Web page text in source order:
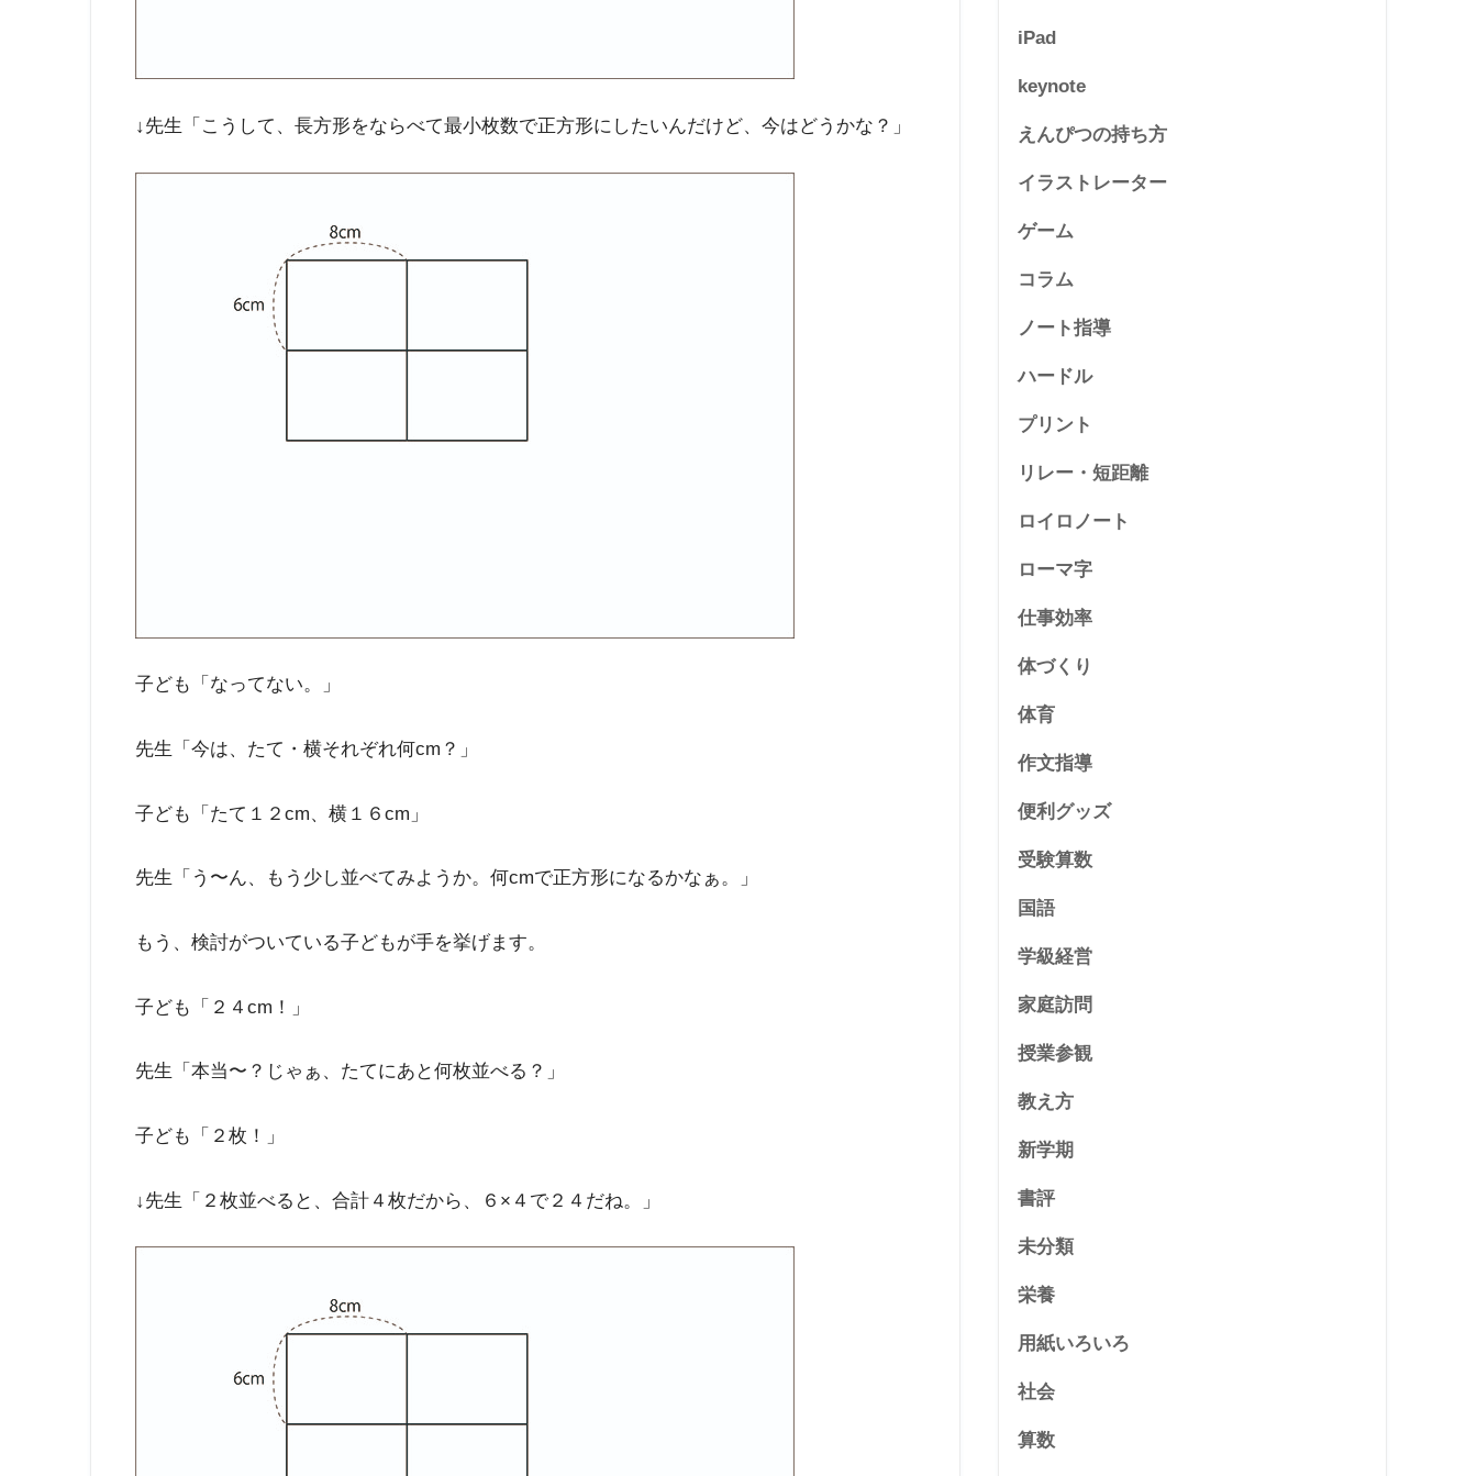
↓先生「こうして、長方形をならべて最小枚数で正方形にしたいんだけど、今はどうかな？」
子ども「なってない。」
先生「今は、たて・横それぞれ何cm？」
子ども「たて１２cm、横１６cm」
先生「う〜ん、もう少し並べてみようか。何cmで正方形になるかなぁ。」
もう、検討がついている子どもが手を挙げます。
子ども「２４cm！」
先生「本当〜？じゃぁ、たてにあと何枚並べる？」
子ども「２枚！」
↓先生「２枚並べると、合計４枚だから、６×４で２４だね。」
iPad
keynote
えんぴつの持ち方
イラストレーター
ゲーム
コラム
ノート指導
ハードル
プリント
リレー・短距離
ロイロノート
ローマ字
仕事効率
体づくり
体育
作文指導
便利グッズ
受験算数
国語
学級経営
家庭訪問
授業参観
教え方
新学期
書評
未分類
栄養
用紙いろいろ
社会
算数